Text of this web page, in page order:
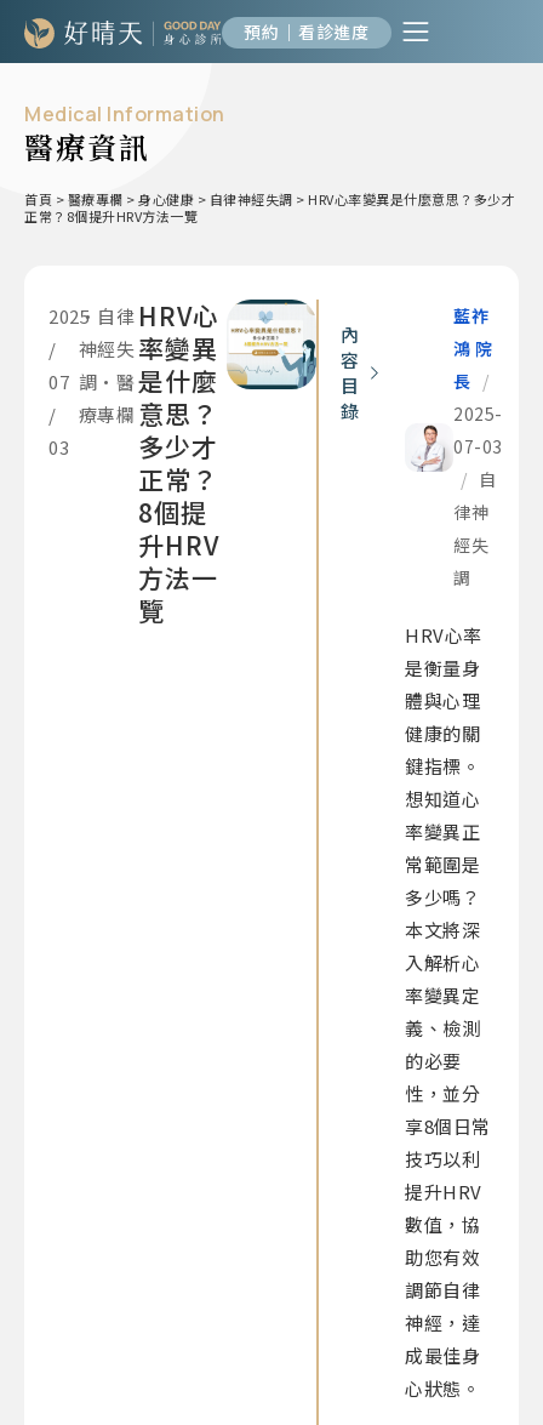
預約｜看診進度
Medical Information
醫療資訊
首頁 >醫療專欄 >身心健康 > 自律神經失調 > HRV心率變異是什麼意思？多少才
正常？8個提升HRV方法一覽
2025
/
07
/
03
• 自律
神經失
調 • 醫
療專欄
HRV心
率變異
是什麼
意思？
多少才
正常？
8個提
升HRV
方法一
覽
內
容
目
錄
藍祚
鴻 院
長 /
2025-
07-03
/ 自
律神
經失
調
HRV心率
是衡量身
體與心理
健康的關
鍵指標。
想知道心
率變異正
常範圍是
多少嗎？
本文將深
入解析心
率變異定
義、檢測
的必要
性，並分
享8個日常
技巧以利
提升HRV
數值，協
助您有效
調節自律
神經，達
成最佳身
心狀態。